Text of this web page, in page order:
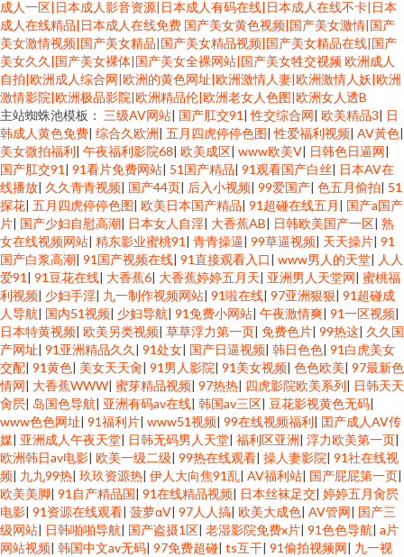
成人一区|日本成人影音资源|日本成人有码在线|日本成人在线不卡|日本
成人在线精品|日本成人在线免费 国产美女黄色视频|国产美女激情|国产
美女激情视频|国产美女精品|国产美女精品视频|国产美女精品在线|国产
美女久久|国产美女裸体|国产美女全裸网站|国产美女牲交视频欧洲成人
自拍|欧洲成人综合网|欧洲的黄色网址|欧洲激情人妻|欧洲激情人妖|欧洲
激情影院|欧洲极品影院|欧洲精品伦|欧洲老女人色图|欧洲女人透B
主站蜘蛛池模板： 三级AV网站| 国产肛交91 |性交综合网| 欧美精品3| 日
韩成人黄色免费| 综合久欧洲| 五月四虎停停色图|性爱福利视频| AV黃色|
美女微拍福利| 午夜福利影院68| 欧美成区| www欧美V| 日韩色日逼网|
国产肛交91 | 91看片免费网站| 51国产精品| 91观看国产白丝| 日本AV在
线播放| 久久青青视频| 国产44页| 后入小视频| 99爱国产| 色五月偷拍| 51
探花| 五月四虎停停色图| 欧美日本国产精品| 91超碰在线五月 | 国产a国产
片| 国产少妇自慰高潮| 日本女人自淫| 大香蕉AB| 日韩欧美国产一区| 熟
女在线视频网站| 精东影业蜜桃91 | 青青操逼| 99草逼视频| 天天操片| 91
国产白浆高潮| 91国产视频在线| 91直接观看入口| www男人的天堂| 人人
爱91 | 91豆花在线| 大香蕉6| 大香蕉婷婷五月天| 亚洲男人天堂网| 蜜桃福
利视频| 少妇手淫| 九一制作视频网站| 91啦在线| 97亚洲狠狠| 91超碰成
人导航| 国内51视频| 少妇导航| 91免费小网站| 午夜激情爽| 91一区视频|
日本特黄视频| 欧美另类视频| 草草浮力第一页| 免费色片| 99热这| 久久国
产网址| 91亚洲精品久久 | 91处女| 国产日逼视频| 韩日色色| 91白虎美女
交配| 91黄色| 美女天天肏| 91男人影院| 91美女视频| 色色欧美| 97最新色
情网| 大香蕉WWW| 蜜芽精品视频| 97热热| 四虎影院欧美系列| 日韩天天
肏屄| 岛国色导航| 亚洲有码av在线| 韩国av三区| 豆花影视黄色无码|
www色色网址| 91福利片| www51视频| 99在线视频福利| 囯产成人AV传
媒| 亚洲成人午夜天堂| 日韩无码男人天堂| 福利区亚洲| 浮力欧美第一页|
欧洲韩日av电影| 欧美一级二级| 99热在线观看| 操人妻影院| 91社在线视
频| 九九99热| 玖玖资源热| 伊人大向焦91乱| AV福利站| 国产屁屁第一页|
欧美美脚| 91自产精品国| 91在线精品视频| 日本丝袜足交| 婷婷五月肏屄
电影| 91资源在线观看| 菠萝αV| 97人人搞| 欧美大成色| AV管网| 国产三
级网站| 日韩啪啪导航| 国产盗摄1区| 老湿影院免费x片| 91色色导航| a片
网站视频| 韩国中文av无码| 97免费超碰| ts互干| 91偷拍视频网| 九一视